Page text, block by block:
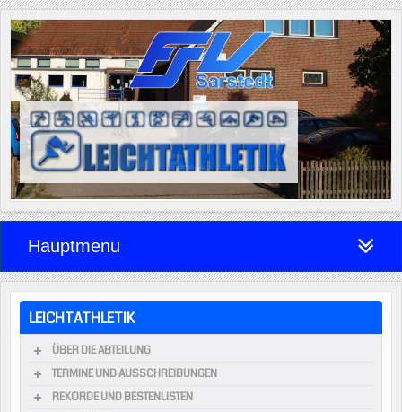
Hauptmenu
LEICHTATHLETIK
ÜBER DIE ABTEILUNG
TERMINE UND AUSSCHREIBUNGEN
REKORDE UND BESTENLISTEN